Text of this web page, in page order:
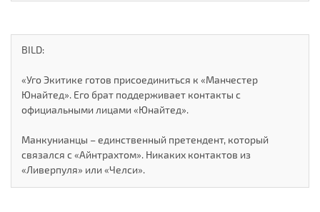
BILD:
«Уго Экитике готов присоединиться к «Манчестер
Юнайтед». Его брат поддерживает контакты с
официальными лицами «Юнайтед».
Манкунианцы – единственный претендент, который
связался с «Айнтрахтом». Никаких контактов из
«Ливерпуля» или «Челси».